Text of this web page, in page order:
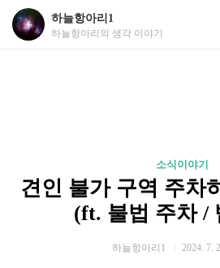
하늘항아리1
하늘항아리의 생각 이야기
소식이야기
견인 불가 구역 주차
(ft. 불법 주차 /
하늘항아리1 2024. 7.